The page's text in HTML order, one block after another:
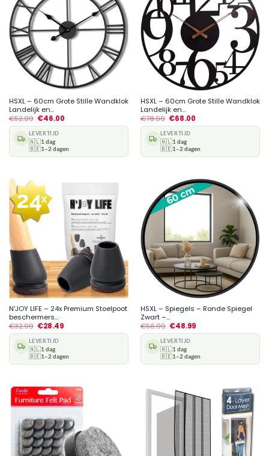
HSXL – 60cm Grote Stille Wandklok
Landelijk en...
€52.99 €46.00
LEVERTIJD
🇳🇱1 dag
🇧🇪1–2 dagen
HSXL – 60cm Grote Stille Wandklok
Landelijk en...
€78.99 €68.00
LEVERTIJD
🇳🇱1 dag
🇧🇪1–2 dagen
N'JOY LIFE – 24x Premium Stoelpoot
beschermers...
€32.99 €28.49
LEVERTIJD
🇳🇱1 dag
🇧🇪1–2 dagen
HSXL – Spiegels – Ronde Spiegel
Zwart –...
€56.99 €48.99
LEVERTIJD
🇳🇱1 dag
🇧🇪1–2 dagen